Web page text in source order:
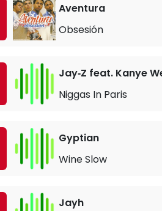
Aventura
Obsesión
Jay‐Z feat. Kanye
Niggas In Paris
Gyptian
Wine Slow
Jayh